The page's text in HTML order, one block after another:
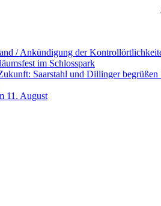
/ Ankündigung der
im Schlosspark
Saarstahl und Dillinger
11. August